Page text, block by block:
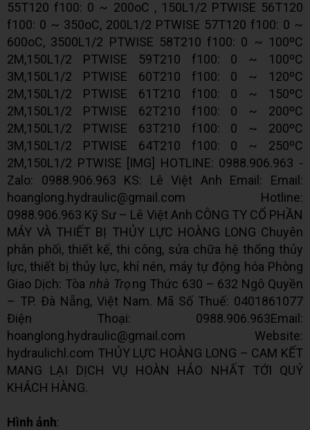
55T120 f100: 0 ~ 200oC , 150L1/2 PTWISE 56T120
f100: 0 ~ 350oC, 200L1/2 PTWISE 57T120 f100: 0 ~
600oC, 3500L1/2 PTWISE 58T210 f100: 0 ~ 100ºC
2M,150L1/2 PTWISE 59T210 f100: 0 ~ 100ºC
3M,150L1/2 PTWISE 60T210 f100: 0 ~ 120ºC
2M,150L1/2 PTWISE 61T210 f100: 0 ~ 150ºC
2M,150L1/2 PTWISE 62T210 f100: 0 ~ 200ºC
2M,150L1/2 PTWISE 63T210 f100: 0 ~ 200ºC
3M,150L1/2 PTWISE 64T210 f100: 0 ~ 250ºC
2M,150L1/2 PTWISE [​IMG] HOTLINE: 0988.906.963 -
Zalo: 0988.906.963 KS: Lê Việt Anh Email: Email:
hoanglong.hydraulic@gmail.com Hotline:
0988.906.963 Kỹ Sư – Lê Việt Anh CÔNG TY CỔ PHẦN
MÁY VÀ THIẾT BỊ THỦY LỰC HOÀNG LONG Chuyên
phân phối, thiết kế, thi công, sửa chữa hệ thống thủy
lực, thiết bị thủy lực, khí nén, máy tự động hóa Phòng
Giao Dịch: Tòa nhà Trọng Thức 630 – 632 Ngô Quyền
– TP. Ðà Nẵng, Việt Nam. Mã Số Thuế: 0401861077
Điện Thoại: 0988.906.963Email:
hoanglong.hydraulic@gmail.com Website:
hydraulichl.com THỦY LỰC HOÀNG LONG – CAM KẾT
MANG LẠI DỊCH VỤ HOÀN HẢO NHẤT TỚI QUÝ
KHÁCH HÀNG.
Hình ảnh: